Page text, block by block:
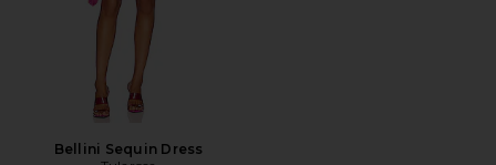
Bellini Sequin Dress